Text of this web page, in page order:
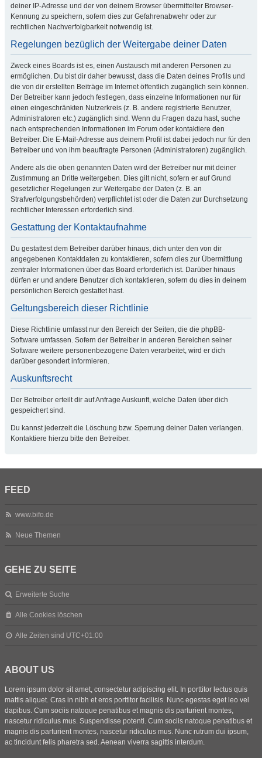
deiner IP-Adresse und der von deinem Browser übermittelter Browser-
Kennung zu speichern, sofern dies zur Gefahrenabwehr oder zur
rechtlichen Nachverfolgbarkeit notwendig ist.
Regelungen bezüglich der Weitergabe deiner Daten
Zweck eines Boards ist es, einen Austausch mit anderen Personen zu
ermöglichen. Du bist dir daher bewusst, dass die Daten deines Profils und
die von dir erstellten Beiträge im Internet öffentlich zugänglich sein können.
Der Betreiber kann jedoch festlegen, dass einzelne Informationen nur für
einen eingeschränkten Nutzerkreis (z. B. andere registrierte Benutzer,
Administratoren etc.) zugänglich sind. Wenn du Fragen dazu hast, suche
nach entsprechenden Informationen im Forum oder kontaktiere den
Betreiber. Die E-Mail-Adresse aus deinem Profil ist dabei jedoch nur für den
Betreiber und von ihm beauftragte Personen (Administratoren) zugänglich.
Andere als die oben genannten Daten wird der Betreiber nur mit deiner
Zustimmung an Dritte weitergeben. Dies gilt nicht, sofern er auf Grund
gesetzlicher Regelungen zur Weitergabe der Daten (z. B. an
Strafverfolgungsbehörden) verpflichtet ist oder die Daten zur Durchsetzung
rechtlicher Interessen erforderlich sind.
Gestattung der Kontaktaufnahme
Du gestattest dem Betreiber darüber hinaus, dich unter den von dir
angegebenen Kontaktdaten zu kontaktieren, sofern dies zur Übermittlung
zentraler Informationen über das Board erforderlich ist. Darüber hinaus
dürfen er und andere Benutzer dich kontaktieren, sofern du dies in deinem
persönlichen Bereich gestattet hast.
Geltungsbereich dieser Richtlinie
Diese Richtlinie umfasst nur den Bereich der Seiten, die die phpBB-
Software umfassen. Sofern der Betreiber in anderen Bereichen seiner
Software weitere personenbezogene Daten verarbeitet, wird er dich
darüber gesondert informieren.
Auskunftsrecht
Der Betreiber erteilt dir auf Anfrage Auskunft, welche Daten über dich
gespeichert sind.
Du kannst jederzeit die Löschung bzw. Sperrung deiner Daten verlangen.
Kontaktiere hierzu bitte den Betreiber.
FEED
www.bifo.de
Neue Themen
GEHE ZU SEITE
Erweiterte Suche
Alle Cookies löschen
Alle Zeiten sind UTC+01:00
ABOUT US
Lorem ipsum dolor sit amet, consectetur adipiscing elit. In porttitor lectus quis
mattis aliquet. Cras in nibh et eros porttitor facilisis. Nunc egestas eget leo vel
dapibus. Cum sociis natoque penatibus et magnis dis parturient montes,
nascetur ridiculus mus. Suspendisse potenti. Cum sociis natoque penatibus et
magnis dis parturient montes, nascetur ridiculus mus. Nunc rutrum dui ipsum,
ac tincidunt felis pharetra sed. Aenean viverra sagittis interdum.